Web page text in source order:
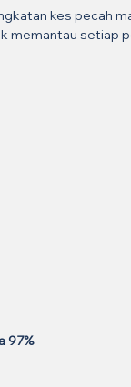
kes pecah
memantau setiap
97%